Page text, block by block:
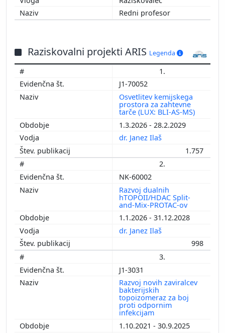
Redni profesor
Raziskovalni projekti ARIS Legenda
1.
J1-70052
Osvetlitev kemijskega
prostora za zahtevne
tarče (LUX: BLI-AS-MS)
1.3.2026 - 28.2.2029
dr. Janez Ilaš
1.757
2.
NK-60002
Razvoj dualnih
hTOPOII/HDAC Split-
and-Mix-PROTAC-ov
1.1.2026 - 31.12.2028
dr. Janez Ilaš
998
3.
J1-3031
Razvoj novih zaviralcev
bakterijskih
topoizomeraz za boj
proti odpornim
infekcijam
1.10.2021 - 30.9.2025